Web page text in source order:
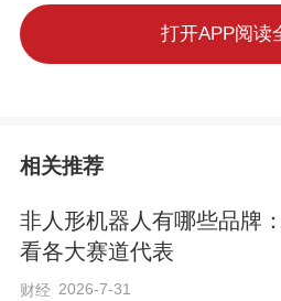
—50%、脂肪供能
纤维、维生素与矿物质
本文结合行业标准、
碑，按全营养正餐款、
即饮便携款、功能专项
精选多款优质代餐奶昔
打开APP阅读
相关推荐
非人形机器人有哪些品牌：
看各大赛道代表
财经 2026-7-31